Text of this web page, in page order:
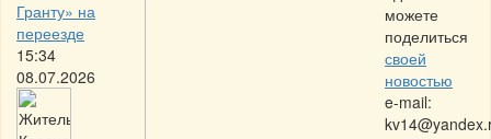
Гранту» на
переезде
15:34
08.07.2026
можете
поделиться
своей
новостью
e-mail: